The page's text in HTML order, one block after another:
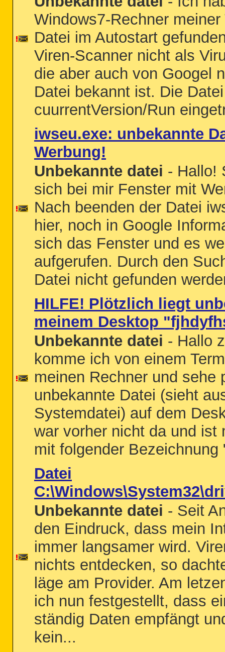
Windows7-Rechner
Datei im Autostart
Viren-Scanner nicht als
die aber auch von Googel
Datei bekannt ist. Die
cuurrentVersion/Run
iwseu.exe: unbekannte
Werbung!
Unbekannte datei - Hallo!
sich bei mir Fenster mit
Nach beenden der Datei
hier, noch in Google
sich das Fenster und es
aufgerufen. Durch den
Datei nicht gefunden
HILFE! Plötzlich liegt
meinem Desktop
Unbekannte datei - Hallo
komme ich von einem
meinen Rechner und sehe
unbekannte Datei (sieht
Systemdatei) auf dem
war vorher nicht da und ist
mit folgender
Datei
Unbekannte datei - Seit
den Eindruck, dass mein
immer langsamer wird.
nichts entdecken, so
läge am Provider. Am
ich nun festgestellt, dass
ständig Daten empfängt
kein...